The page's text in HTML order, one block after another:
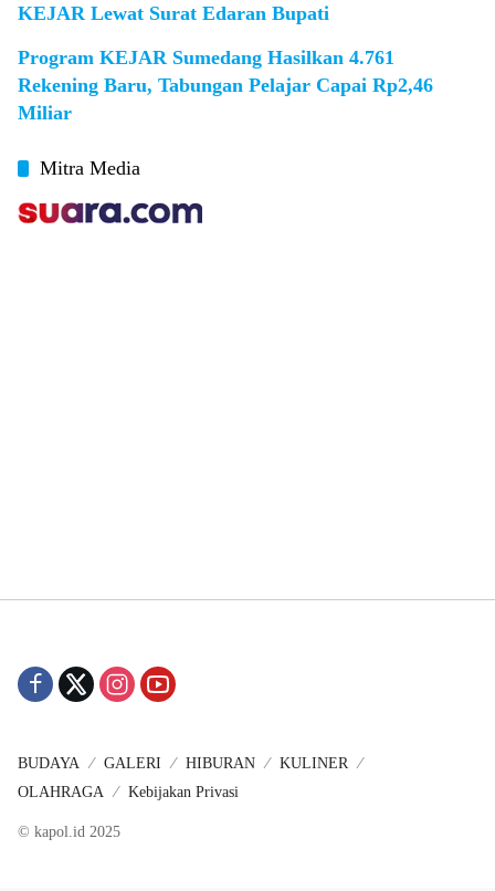
KEJAR Lewat Surat Edaran Bupati
Program KEJAR Sumedang Hasilkan 4.761
Rekening Baru, Tabungan Pelajar Capai Rp2,46
Miliar
Mitra Media
BUDAYA GALERI HIBURAN
KULINER
OLAHRAGA
Kebijakan Privasi
© kapol.id 2025